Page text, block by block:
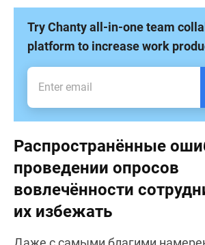
Try Chanty all-in-one team
platform to increase work
Распространённые
проведении опросов
вовлечённости
их избежать